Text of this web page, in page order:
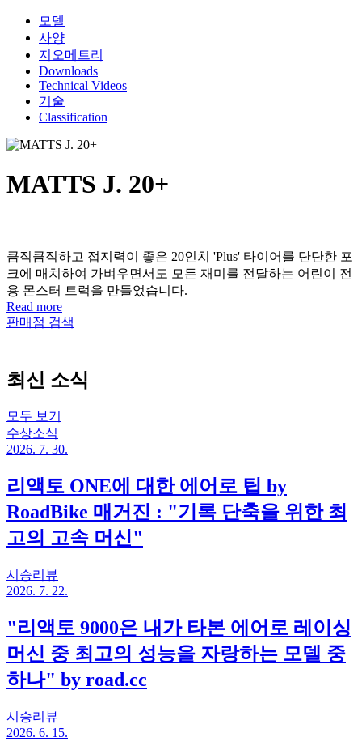
모델
사양
지오메트리
Downloads
Technical Videos
기술
Classification
MATTS J. 20+
큼직큼직하고 접지력이 좋은 20인치 'Plus' 타이어를 단단한 포
크에 매치하여 가벼우면서도 모든 재미를 전달하는 어린이 전
용 몬스터 트럭을 만들었습니다.
Read more
판매점 검색
최신 소식
모두 보기
수상소식
2026. 7. 30.
리액토 ONE에 대한 에어로 팁 by
RoadBike 매거진 : "기록 단축을 위한 최
고의 고속 머신"
시승리뷰
2026. 7. 22.
"리액토 9000은 내가 타본 에어로 레이싱
머신 중 최고의 성능을 자랑하는 모델 중
하나" by road.cc
시승리뷰
2026. 6. 15.